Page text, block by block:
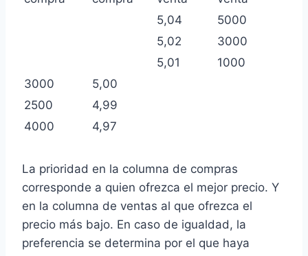
5,04
5000
5,02
3000
5,01
1000
3000
5,00
2500
4,99
4000
4,97
La prioridad en la columna de compras
corresponde a quien ofrezca el mejor precio. Y
en la columna de ventas al que ofrezca el
precio más bajo. En caso de igualdad, la
preferencia se determina por el que haya